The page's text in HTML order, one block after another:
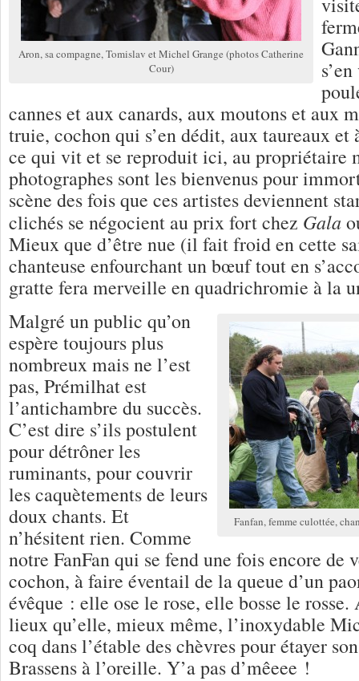
Aron, sa compagne, Tomislav et Michel Grange (photos Catherine
Cour)
cannes et aux canards, aux moutons et aux
truie, cochon qui s’en dédit, aux taureaux et
ce qui vit et se reproduit ici, au propriétaire
photographes sont les bienvenus pour
scène des fois que ces artistes deviennent
clichés se négocient au prix fort chez Gala
Mieux que d’être nue (il fait froid en cette
chanteuse enfourchant un bœuf tout en
gratte fera merveille en quadrichromie à la
Fanfan, femme culottée,
Malgré un public qu’on
espère toujours plus
nombreux mais ne l’est
pas, Prémilhat est
l’antichambre du succès.
C’est dire s’ils postulent
pour détrôner les
ruminants, pour couvrir
les caquètements de leurs
doux chants. Et
n’hésitent rien. Comme
notre FanFan qui se fend une fois encore de
cochon, à faire éventail de la queue d’un
évêque : elle ose le rose, elle bosse le rosse.
lieux qu’elle, mieux même, l’inoxydable
coq dans l’étable des chèvres pour étayer
Brassens à l’oreille. Y’a pas d’mêeee !